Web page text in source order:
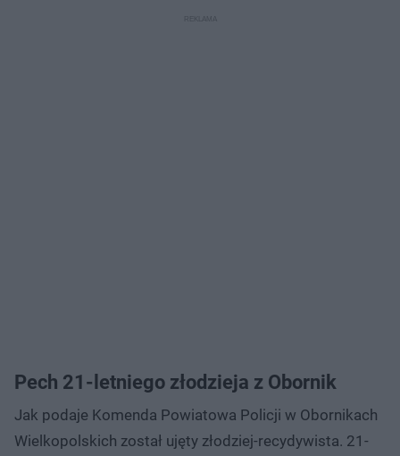
Pech 21-letniego złodzieja z Obornik
Jak podaje Komenda Powiatowa Policji w Obornikach
Wielkopolskich został ujęty złodziej-recydywista. 21-